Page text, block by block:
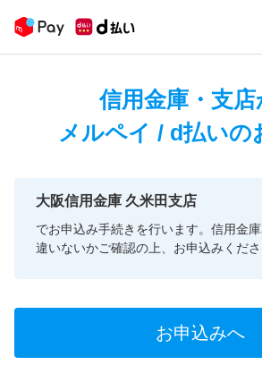
信用金庫・支店
メルペイ / d払いの
大阪信用金庫 久米田支店
でお申込み手続きを行います。信用金
違いないかご確認の上、お申込みくださ
お申込みへ